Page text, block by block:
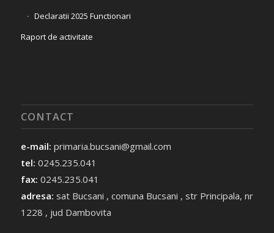
Declaratii 2025 Functionari
Raport de activitate
CONTACT
e-mail: primaria.bucsani@gmail.com
tel: 0245.235.041
fax: 0245.235.041
adresa: sat Bucsani , comuna Bucsani , str Principala, nr
1228 , jud Dambovita